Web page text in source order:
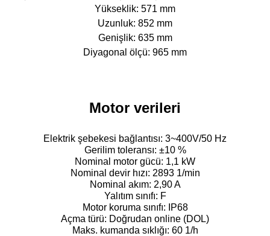
Yükseklik: 571 mm
Uzunluk: 852 mm
Genişlik: 635 mm
Diyagonal ölçü: 965 mm
Motor verileri
Elektrik şebekesi bağlantısı: 3~400V/50 Hz
Gerilim toleransı: ±10 %
Nominal motor gücü: 1,1 kW
Nominal devir hızı: 2893 1/min
Nominal akım: 2,90 A
Yalıtım sınıfı: F
Motor koruma sınıfı: IP68
Açma türü: Doğrudan online (DOL)
Maks. kumanda sıklığı: 60 1/h